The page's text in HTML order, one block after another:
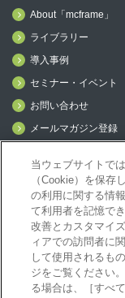
About「mcframe」
ライブラリー
導入事例
セミナー・イベント
お問い合わせ
メールマガジン登録
mcframeナビ（ユ
mcframeユーザ会
ID発行をご希望の
パートナー専用サ
mcframe GAパート
当ウェブサイトで
（Cookie）を保存
の利用に関する情
て利用者を記憶で
改善とカスタマイ
ィアでの訪問者に
して使用されるも
ジをご覧ください
る場合は、［すべ